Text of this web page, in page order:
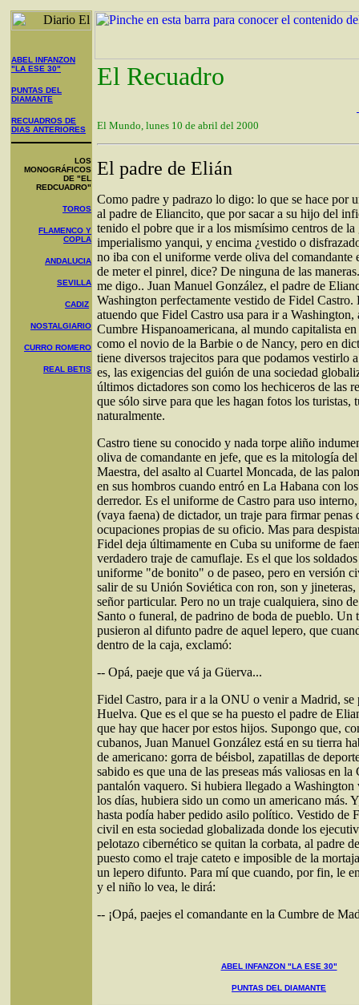
ABEL INFANZON
"LA ESE 30"
PUNTAS DEL
DIAMANTE
RECUADROS DE
DIAS ANTERIORES
LOS
MONOGRÁFICOS
DE "EL
REDCUADRO"
TOROS
FLAMENCO Y
COPLA
ANDALUCIA
SEVILLA
CADIZ
NOSTALGIARIO
CURRO ROMERO
REAL BETIS
El Recuadro
El Mundo, lunes 10 de abril del 2000
El padre de Elián
Como padre y padrazo lo digo: lo que se hace por
al padre de Eliancito, que por sacar a su hijo del
tenido el pobre que ir a los mismísimo centros de la
imperialismo yanqui, y encima ¿vestido o
no iba con el uniforme verde oliva del comandante
de meter el pinrel, dice? De ninguna de las
me digo.. Juan Manuel González, el padre de
Washington perfectamente vestido de Fidel Castro.
atuendo que Fidel Castro usa para ir a
Cumbre Hispanoamericana, al mundo capitalista en
como el novio de la Barbie o de Nancy, pero en
tiene diversos trajecitos para que podamos vestirlo
es, las exigencias del guión de una sociedad
últimos dictadores son como los hechiceros de las
que sólo sirve para que les hagan fotos los turistas,
naturalmente.
Castro tiene su conocido y nada torpe aliño
oliva de comandante en jefe, que es la mitología
Maestra, del asalto al Cuartel Moncada, de las
en sus hombros cuando entró en La Habana con
derredor. Es el uniforme de Castro para uso
(vaya faena) de dictador, un traje para firmar penas
ocupaciones propias de su oficio. Mas para
Fidel deja últimamente en Cuba su uniforme de
verdadero traje de camuflaje. Es el que los
uniforme "de bonito" o de paseo, pero en versión
salir de su Unión Soviética con ron, son y jineteras,
señor particular. Pero no un traje cualquiera, sino
Santo o funeral, de padrino de boda de pueblo. Un
pusieron al difunto padre de aquel lepero, que
dentro de la caja, exclamó:
-- Opá, paeje que vá ja Güerva...
Fidel Castro, para ir a la ONU o venir a Madrid, se
Huelva. Que es el que se ha puesto el padre de
que hay que hacer por estos hijos. Supongo que,
cubanos, Juan Manuel González está en su tierra
de americano: gorra de béisbol, zapatillas de
sabido es que una de las preseas más valiosas en la
pantalón vaquero. Si hubiera llegado a Washington
los días, hubiera sido un como un americano más.
hasta podía haber pedido asilo político. Vestido de
civil en esta sociedad globalizada donde los
pelotazo cibernético se quitan la corbata, al padre
puesto como el traje cateto e imposible de la
un lepero difunto. Para mí que cuando, por fin, le
y el niño lo vea, le dirá:
-- ¡Opá, paejes el comandante en la Cumbre de
ABEL INFANZON "LA ESE 30"
PUNTAS DEL DIAMANTE